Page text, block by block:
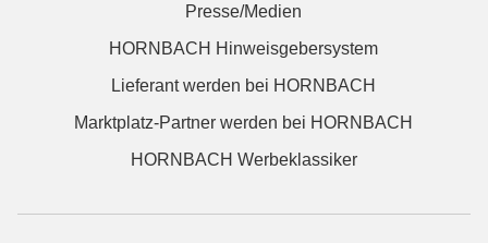
Presse/Medien
HORNBACH Hinweisgebersystem
Lieferant werden bei HORNBACH
Marktplatz-Partner werden bei HORNBACH
HORNBACH Werbeklassiker